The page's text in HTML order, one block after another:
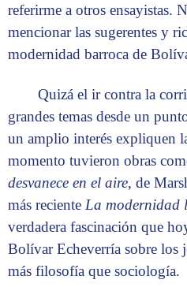
referirme a otros ensayistas.
mencionar las sugerentes y
modernidad barroca de
Quizá el ir contra la
grandes temas desde un
un amplio interés expliquen
momento tuvieron obras
desvanece en el aire, de
más reciente La modernidad
verdadera fascinación que
Bolívar Echeverría sobre los
más filosofía que sociología.